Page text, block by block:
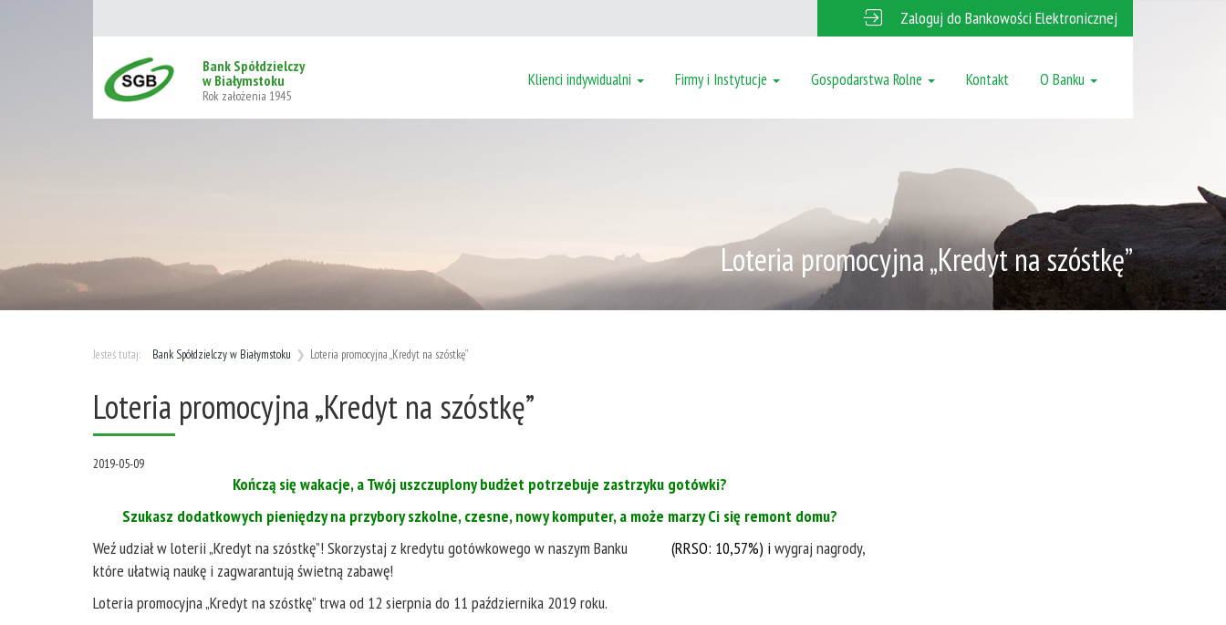
Zaloguj do Bankowości Elektronicznej
Bank Spółdzielczy
w Białymstoku
Rok założenia 1945
Klienci indywidualni Firmy i Instytucje Gospodarstwa Rolne Kontakt O Banku
Loteria promocyjna „Kredyt na szóstkę”
Bank Spółdzielczy w Białymstoku Loteria promocyjna „Kredyt na szóstkę”
Loteria promocyjna „Kredyt na szóstkę”
2019-05-09
Kończą się wakacje, a Twój uszczuplony budżet potrzebuje zastrzyku gotówki?
Szukasz dodatkowych pieniędzy na przybory szkolne, czesne, nowy komputer, a może marzy Ci się remont domu?
Weź udział w loterii „Kredyt na szóstkę”! Skorzystaj z kredytu gotówkowego w naszym Banku (RRSO: 10,57%) i wygraj nagrody,
które ułatwią naukę i zagwarantują świetną zabawę!
Loteria promocyjna „Kredyt na szóstkę” trwa od 12 sierpnia do 11 października 2019 roku.